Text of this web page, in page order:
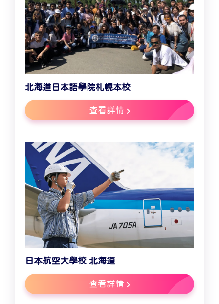
北海道日本語學院札幌本校
查看詳情
日本航空大學校 北海道
查看詳情